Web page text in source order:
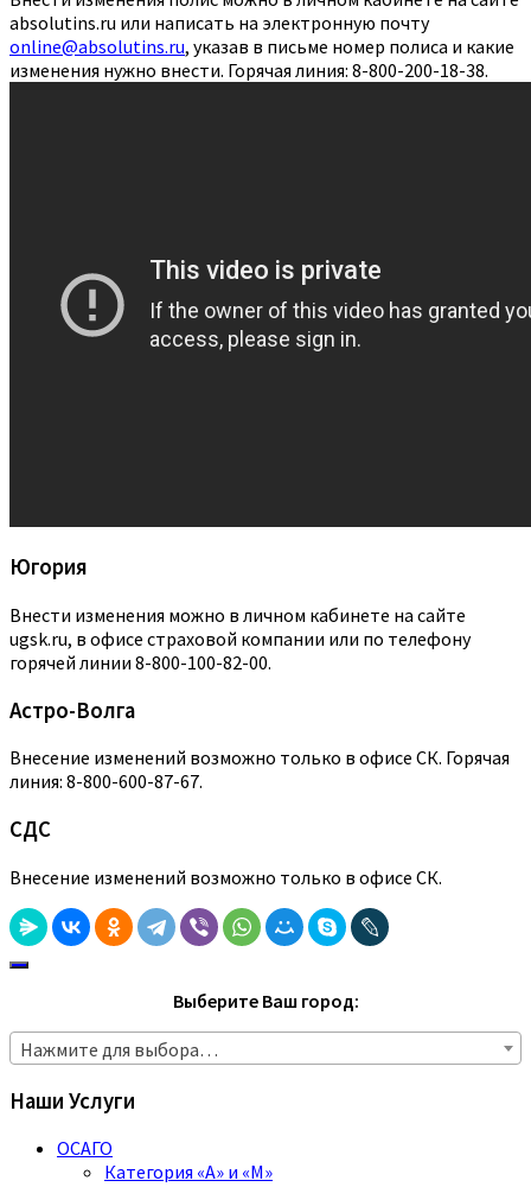
absolutins.ru или написать на электронную почту
online@absolutins.ru, указав в письме номер полиса и какие
изменения нужно внести. Горячая линия: 8-800-200-18-38.
Югория
Внести изменения можно в личном кабинете на сайте
ugsk.ru, в офисе страховой компании или по телефону
горячей линии 8-800-100-82-00.
Астро-Волга
Внесение изменений возможно только в офисе СК. Горячая
линия: 8-800-600-87-67.
СДС
Внесение изменений возможно только в офисе СК.
Выберите Ваш город:
Нажмите для выбора…
Наши Услуги
ОСАГО
Категория «A» и «M»